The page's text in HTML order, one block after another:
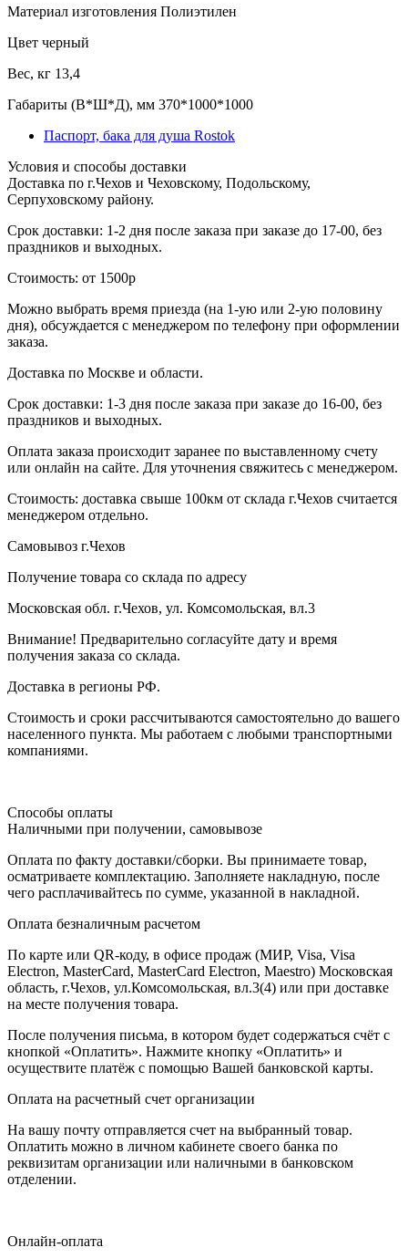
Материал изготовления Полиэтилен
Цвет черный
Вес, кг 13,4
Габариты (В*Ш*Д), мм 370*1000*1000
Паспорт, бака для душа Rostok
Условия и способы доставки
Доставка по г.Чехов и Чеховскому, Подольскому,
Серпуховскому району.
Срок доставки: 1-2 дня после заказа при заказе до 17-00, без
праздников и выходных.
Стоимость: от 1500р
Можно выбрать время приезда (на 1-ую или 2-ую половину
дня), обсуждается с менеджером по телефону при оформлении
заказа.
Доставка по Москве и области.
Срок доставки: 1-3 дня после заказа при заказе до 16-00, без
праздников и выходных.
Оплата заказа происходит заранее по выставленному счету
или онлайн на сайте. Для уточнения свяжитесь с менеджером.
Стоимость: доставка свыше 100км от склада г.Чехов считается
менеджером отдельно.
Самовывоз г.Чехов
Получение товара со склада по адресу
Московская обл. г.Чехов, ул. Комсомольская, вл.3
Внимание! Предварительно согласуйте дату и время
получения заказа со склада.
Доставка в регионы РФ.
Стоимость и сроки рассчитываются самостоятельно до вашего
населенного пункта. Мы работаем с любыми транспортными
компаниями.
Способы оплаты
Наличными при получении, самовывозе
Оплата по факту доставки/сборки. Вы принимаете товар,
осматриваете комплектацию. Заполняете накладную, после
чего расплачивайтесь по сумме, указанной в накладной.
Оплата безналичным расчетом
По карте или QR-коду, в офисе продаж (МИР, Visa, Visa
Electron, MasterCard, MasterCard Electron, Maestro) Московская
область, г.Чехов, ул.Комсомольская, вл.3(4) или при доставке
на месте получения товара.
После получения письма, в котором будет содержаться счёт с
кнопкой «Оплатить». Нажмите кнопку «Оплатить» и
осуществите платёж с помощью Вашей банковской карты.
Оплата на расчетный счет организации
На вашу почту отправляется счет на выбранный товар.
Оплатить можно в личном кабинете своего банка по
реквизитам организации или наличными в банковском
отделении.
Онлайн-оплата